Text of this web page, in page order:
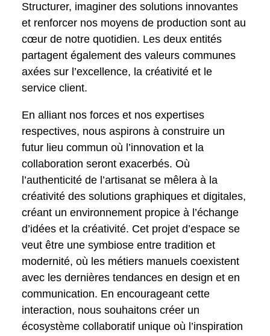
Structurer, imaginer des solutions innovantes
et renforcer nos moyens de production sont au
cœur de notre quotidien. Les deux entités
partagent également des valeurs communes
axées sur l’excellence, la créativité et le
service client.
En alliant nos forces et nos expertises
respectives, nous aspirons à construire un
futur lieu commun où l’innovation et la
collaboration seront exacerbés. Où
l’authenticité de l’artisanat se mêlera à la
créativité des solutions graphiques et digitales,
créant un environnement propice à l’échange
d’idées et la créativité. Cet projet d’espace se
veut être une symbiose entre tradition et
modernité, où les métiers manuels coexistent
avec les dernières tendances en design et en
communication. En encourageant cette
interaction, nous souhaitons créer un
écosystème collaboratif unique où l’inspiration